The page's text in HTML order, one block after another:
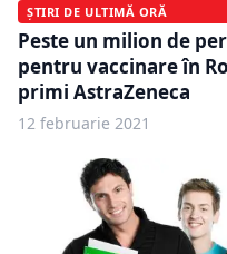
ȘTIRI DE ULTIMĂ ORĂ
Peste un milion de
pentru vaccinare în
primi AstraZeneca
12 februarie 2021